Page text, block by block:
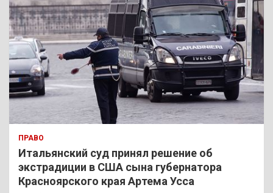
ПРАВО
Итальянский суд принял решение об
экстрадиции в США сына губернатора
Красноярского края Артема Усса